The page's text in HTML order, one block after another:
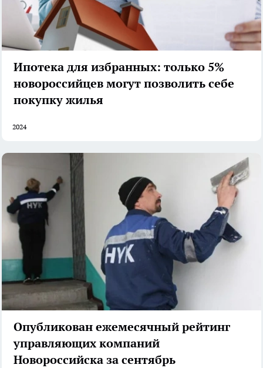
Ипотека для избранных: только 5%
новороссийцев могут позволить себе
покупку жилья
2024
Опубликован ежемесячный рейтинг
управляющих компаний
Новороссийска за сентябрь